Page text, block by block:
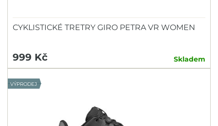
CYKLISTICKÉ TRETRY GIRO PETRA VR WOMEN
999 Kč Skladem
VÝPRODEJ